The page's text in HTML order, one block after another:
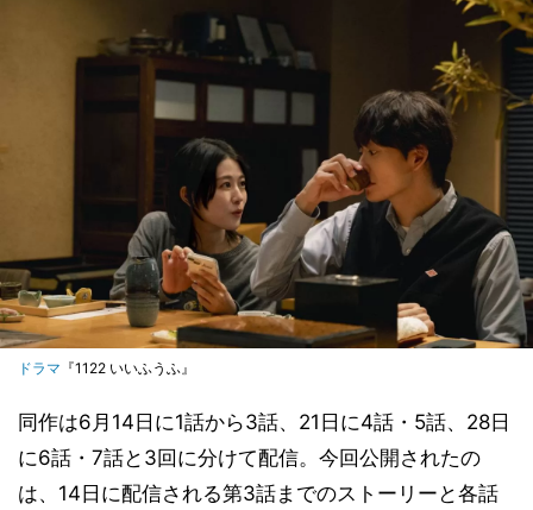
ドラマ 『1122 いいふうふ』
同作は6月14日に1話から3話、21日に4話・5話、28日
に6話・7話と3回に分けて配信。今回公開されたの
は、14日に配信される第3話までのストーリーと各話